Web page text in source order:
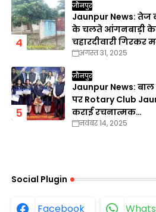
जौनपुर
Jaunpur News: तेज
के चलते आंगनबाड़ी
चहारदीवारी गिरकर
तब्दील
अगस्त 31, 2025
जौनपुर
Jaunpur News: बाल
पर Rotary Club
कराई रचनात्मक
प्रतियोगिताएँ
नवंबर 14, 2025
Social Plugin
Facebook